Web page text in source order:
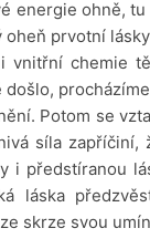
energie ohně,
prvotní
chemie
Potom se
síla
i předstíranou
láska
skrze svou